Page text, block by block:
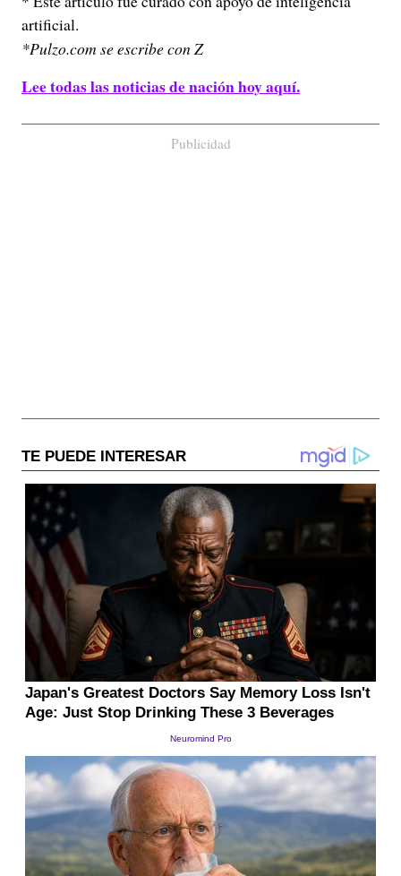
artificial.
*Pulzo.com se escribe con Z
Lee todas las noticias de nación hoy aquí.
Publicidad